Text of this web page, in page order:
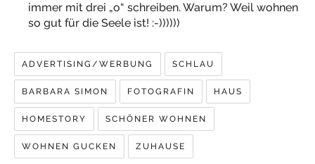
immer mit drei „o“ schreiben. Warum? Weil wohnen
so gut für die Seele ist! :-))))))
ADVERTISING/WERBUNG SCHLAU
BARBARA SIMON FOTOGRAFIN HAUS
HOMESTORY SCHÖNER WOHNEN
WOHNEN GUCKEN ZUHAUSE